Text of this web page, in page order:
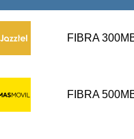
FIBRA
FIBRA